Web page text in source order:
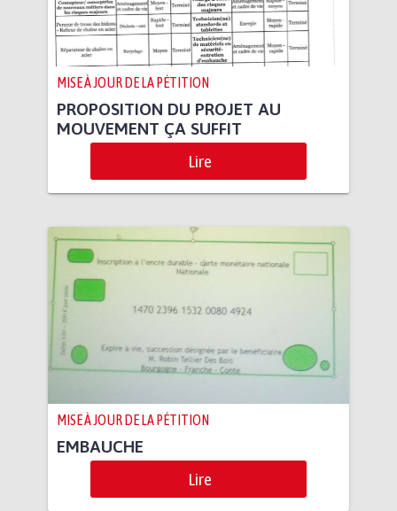
MISE À JOUR DE LA PÉTITION
PROPOSITION DU PROJET AU
MOUVEMENT ÇA SUFFIT
Lire
MISE À JOUR DE LA PÉTITION
EMBAUCHE
Lire